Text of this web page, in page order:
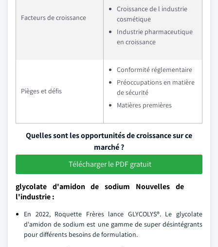
Facteurs de croissance
Croissance de l industrie
cosmétique
Industrie pharmaceutique
en croissance
Pièges et défis
Conformité réglementaire
Préoccupations en matière
de sécurité
Matières premières
Quelles sont les opportunités de croissance sur ce
marché ?
Télécharger le PDF gratuit
glycolate d'amidon de sodium Nouvelles de
l'industrie :
En 2022, Roquette Frères lance GLYCOLYS®. Le glycolate
d'amidon de sodium est une gamme de super désintégrants
pour différents besoins de formulation.